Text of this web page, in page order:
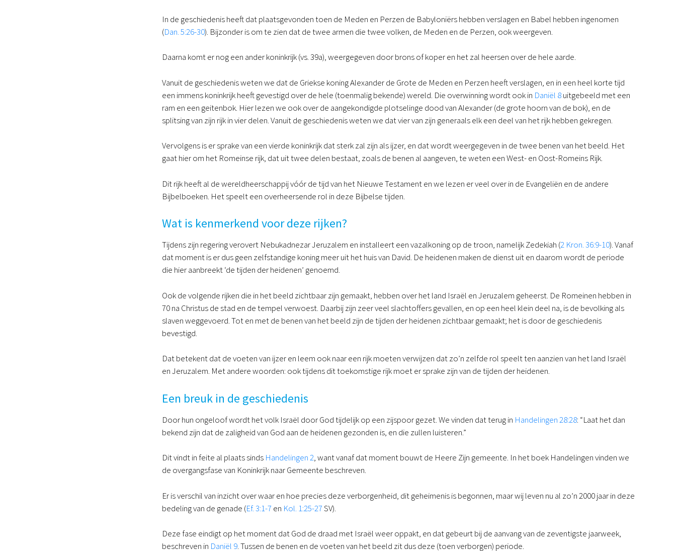
In de geschiedenis heeft dat plaatsgevonden toen de Meden en Perzen de Babyloniërs hebben verslagen en Babel hebben ingenomen
(Dan. 5:26-30). Bijzonder is om te zien dat de twee armen die twee volken, de Meden en de Perzen, ook weergeven.
Daarna komt er nog een ander koninkrijk (vs. 39a), weergegeven door brons of koper en het zal heersen over de hele aarde.
Vanuit de geschiedenis weten we dat de Griekse koning Alexander de Grote de Meden en Perzen heeft verslagen, en in een heel korte tijd
een immens koninkrijk heeft gevestigd over de hele (toenmalig bekende) wereld. Die overwinning wordt ook in Daniël 8uitgebeeld met een
ram en een geitenbok. Hier lezen we ook over de aangekondigde plotselinge dood van Alexander (de grote hoorn van de bok), en de
splitsing van zijn rijk in vier delen. Vanuit de geschiedenis weten we dat vier van zijn generaals elk een deel van het rijk hebben gekregen.
Vervolgens is er sprake van een vierde koninkrijk dat sterk zal zijn als ijzer, en dat wordt weergegeven in de twee benen van het beeld. Het
gaat hier om het Romeinse rijk, dat uit twee delen bestaat, zoals de benen al aangeven, te weten een West- en Oost-Romeins Rijk.
Dit rijk heeft al de wereldheerschappij vóór de tijd van het Nieuwe Testament en we lezen er veel over in de Evangeliën en de andere
Bijbelboeken. Het speelt een overheersende rol in deze Bijbelse tijden.
Wat is kenmerkend voor deze rijken?
Tijdens zijn regering verovert Nebukadnezar Jeruzalem en installeert een vazalkoning op de troon, namelijk Zedekiah (2 Kron. 36:9-10). Vanaf
dat moment is er dus geen zelfstandige koning meer uit het huis van David. De heidenen maken de dienst uit en daarom wordt de periode
die hier aanbreekt ‘de tijden der heidenen’ genoemd.
Ook de volgende rijken die in het beeld zichtbaar zijn gemaakt, hebben over het land Israël en Jeruzalem geheerst. De Romeinen hebben in
70 na Christus de stad en de tempel verwoest. Daarbij zijn zeer veel slachtoffers gevallen, en op een heel klein deel na, is de bevolking als
slaven weggevoerd. Tot en met de benen van het beeld zijn de tijden der heidenen zichtbaar gemaakt; het is door de geschiedenis
bevestigd.
Dat betekent dat de voeten van ijzer en leem ook naar een rijk moeten verwijzen dat zo’n zelfde rol speelt ten aanzien van het land Israël
en Jeruzalem. Met andere woorden: ook tijdens dit toekomstige rijk moet er sprake zijn van de tijden der heidenen.
Een breuk in de geschiedenis
Door hun ongeloof wordt het volk Israël door God tijdelijk op een zijspoor gezet. We vinden dat terug in Handelingen 28:28: “Laat het dan
bekend zijn dat de zaligheid van God aan de heidenen gezonden is, en die zullen luisteren.”
Dit vindt in feite al plaats sinds Handelingen 2, want vanaf dat moment bouwt de Heere Zijn gemeente. In het boek Handelingen vinden we
de overgangsfase van Koninkrijk naar Gemeente beschreven.
Er is verschil van inzicht over waar en hoe precies deze verborgenheid, dit geheimenis is begonnen, maar wij leven nu al zo’n 2000 jaar in deze
bedeling van de genade (Ef. 3:1-7 en Kol. 1:25-27SV).
Deze fase eindigt op het moment dat God de draad met Israël weer oppakt, en dat gebeurt bij de aanvang van de zeventigste jaarweek,
beschreven in Daniël 9. Tussen de benen en de voeten van het beeld zit dus deze (toen verborgen) periode.